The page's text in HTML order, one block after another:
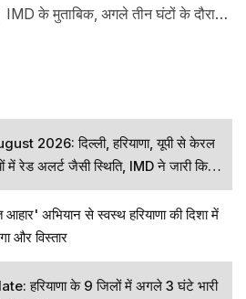
IMD के मुताबिक, अगले तीन घंटों के दौरान
2026: दिल्ली, हरियाणा, यूपी से केरल
में रेड अलर्ट जैसी स्थिति, IMD ने जारी किया
अभियान से स्वस्थ हरियाणा की दिशा में
और विस्तार
हरियाणा के 9 जिलों में अगले 3 घंटे भारी